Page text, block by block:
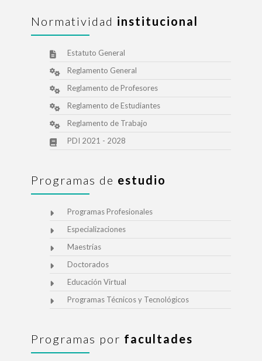
Normatividad institucional
Estatuto General
Reglamento General
Reglamento de Profesores
Reglamento de Estudiantes
Reglamento de Trabajo
PDI 2021 - 2028
Programas de estudio
Programas Profesionales
Especializaciones
Maestrías
Doctorados
Educación Virtual
Programas Técnicos y Tecnológicos
Programas por facultades